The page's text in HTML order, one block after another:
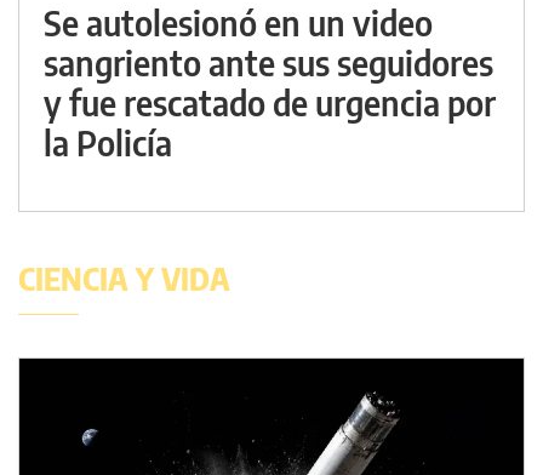
Se autolesionó en un video
sangriento ante sus seguidores
y fue rescatado de urgencia por
la Policía
CIENCIA Y VIDA